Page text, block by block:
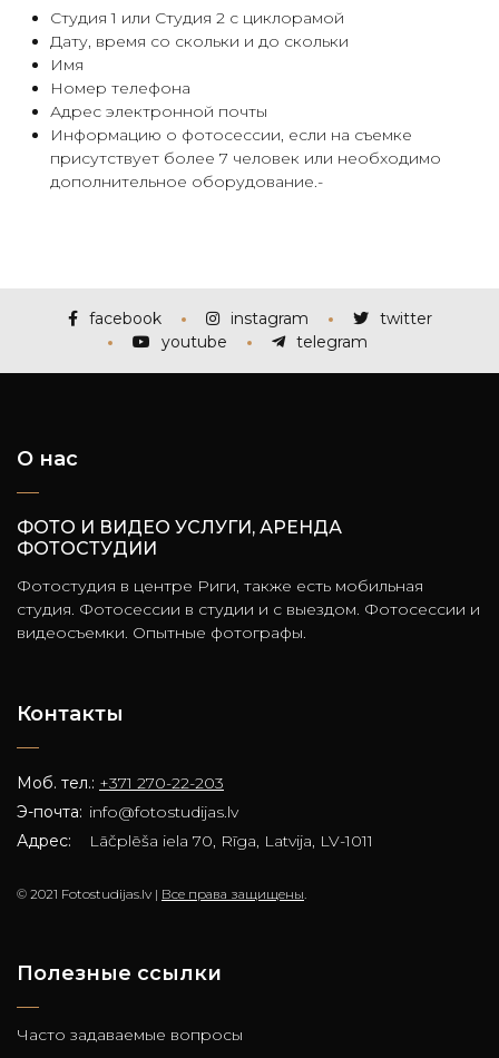
Студия 1 или Студия 2 с циклорамой
Дату, время со скольки и до скольки
Имя
Номер телефона
Адрес электронной почты
Информацию о фотосессии, если на съемке
присутствует более 7 человек или необходимо
дополнительное оборудование.-
facebook instagram
twitter
youtube
telegram
О нас
ФОТО И ВИДЕО УСЛУГИ, АРЕНДА
ФОТОСТУДИИ
Фотостудия в центре Риги, также есть мобильная
студия. Фотосессии в студии и с выездом. Фотосессии и
видеосъемки. Опытные фотографы.
Контакты
Моб. тел.: +371 270-22-203
Э-почта: info@fotostudijas.lv
Адрес:
Lāčplēša iela 70, Rīga, Latvija, LV-1011
© 2021 Fotostudijas.lv | Все права защищены.
Полезные ссылки
Часто задаваемые вопросы